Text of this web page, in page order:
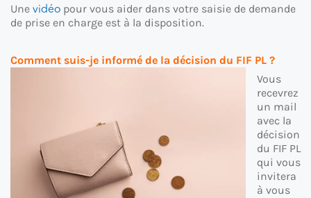
Une vidéo pour vous aider dans votre saisie de demande
de prise en charge est à la disposition.
Comment suis-je informé de la décision du FIF PL ?
Vous
recevrez
un mail
avec la
décision
du FIF PL
qui vous
invitera
à vous